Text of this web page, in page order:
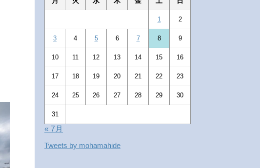
1 2
3 4 5 6 7 8 9
10 11 12 13 14 15 16
17 18 19 20 21 22 23
24 25 26 27 28 29 30
31
« 7月
Tweets by mohamahide